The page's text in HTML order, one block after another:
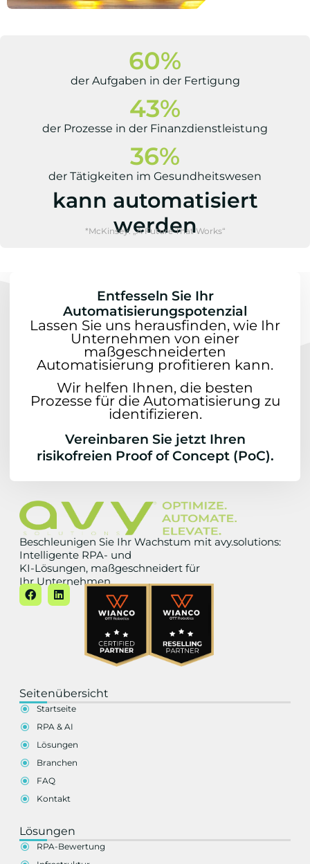
der Aufgaben in der Fertigung
60%
der Prozesse in der Finanzdienstleistung
43%
der Tätigkeiten im Gesundheitswesen
36%
kann automatisiert
werden
*McKinsey: „A Future That Works“
Entfesseln Sie Ihr
Automatisierungspotenzial
Lassen Sie uns herausfinden, wie Ihr
Unternehmen von einer
maßgeschneiderten
Automatisierung profitieren kann.
Wir helfen Ihnen, die besten
Prozesse für die Automatisierung zu
identifizieren.
Vereinbaren Sie jetzt Ihren
risikofreien Proof of Concept (PoC).
Beschleunigen Sie Ihr Wachstum mit avy.solutions:
Intelligente RPA- und
KI-Lösungen, maßgeschneidert für
Ihr Unternehmen.
Seitenübersicht
Startseite
RPA & AI
Lösungen
Branchen
FAQ
Kontakt
Lösungen
RPA-Bewertung